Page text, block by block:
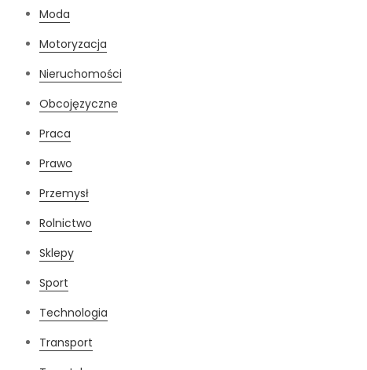
Moda
Motoryzacja
Nieruchomości
Obcojęzyczne
Praca
Prawo
Przemysł
Rolnictwo
Sklepy
Sport
Technologia
Transport